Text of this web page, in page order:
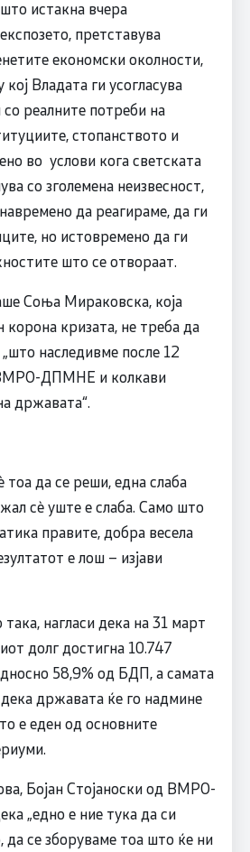
истакна вчера
претставува
економски околности,
Владата ги усогласува
реалните потреби на
стопанството и
во услови кога светската
со зголемена неизвесност,
да реагираме, да ги
но истовремено да ги
што се отвораат.
Соња Мираковска, која
корона кризата, не треба да
наследивме после 12
ДПМНЕ и колкави
државата“.
да се реши, една слаба
жал сè уште е слаба. Само што
правите, добра весела
е лош – изјави
нагласи дека на 31 март
долг достигна 10.747
58,9% од БДП, а самата
државата ќе го надмине
е еден од основните
Бојан Стојаноски од ВМРО-
„едно е ние тука да си
се зборуваме тоа што ќе ни